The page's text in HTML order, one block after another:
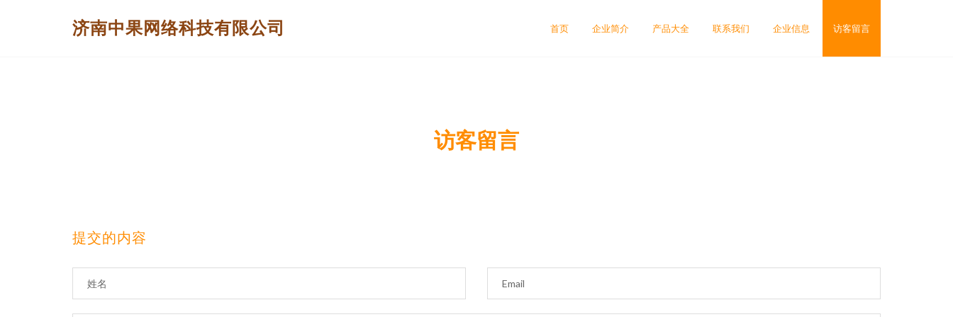
济南中果网络科技有限公司 首页 企业简介 产品大全 联系我们 企业信息 访客留言
访客留言
提交的内容